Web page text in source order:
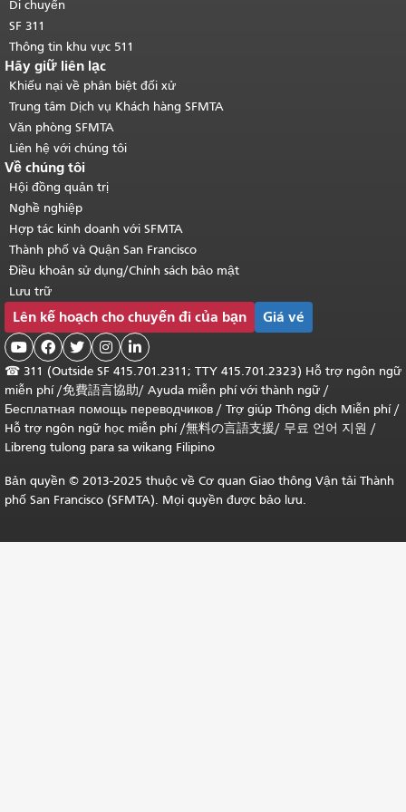
Di chuyển
SF 311
Thông tin khu vực 511
Hãy giữ liên lạc
Khiếu nại về phân biệt đối xử
Trung tâm Dịch vụ Khách hàng SFMTA
Văn phòng SFMTA
Liên hệ với chúng tôi
Về chúng tôi
Hội đồng quản trị
Nghề nghiệp
Hợp tác kinh doanh với SFMTA
Thành phố và Quận San Francisco
Điều khoản sử dụng/Chính sách bảo mật
Lưu trữ
Lên kế hoạch cho chuyến đi của bạn Giá vé
    
☎ 311 (Outside SF 415.701.2311; TTY 415.701.2323) Hỗ trợ ngôn ngữ
miễn phí /免費語言協助/ Ayuda miễn phí với thành ngữ /
Бесплатная помощь переводчиков / Trợ giúp Thông dịch Miễn phí/
Hỗ trợ ngôn ngữ học miễn phí/無料の言語支援/ 무료 언어 지원 /
Libreng tulong para sa wikang Filipino
Bản quyền © 2013-2025 thuộc về Cơ quan Giao thông Vận tải Thành
phố San Francisco (SFMTA). Mọi quyền được bảo lưu.